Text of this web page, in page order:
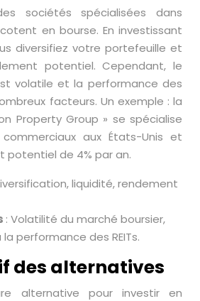
sociétés spécialisées dans
en bourse. En investissant
diversifiez votre portefeuille et
potentiel. Cependant, le
volatile et la performance des
facteurs. Un exemple : la
Property Group » se spécialise
aux États-Unis et
potentiel de 4% par an.
liquidité, rendement
: Volatilité du marché boursier,
performance des REITs.
des alternatives
alternative pour investir en